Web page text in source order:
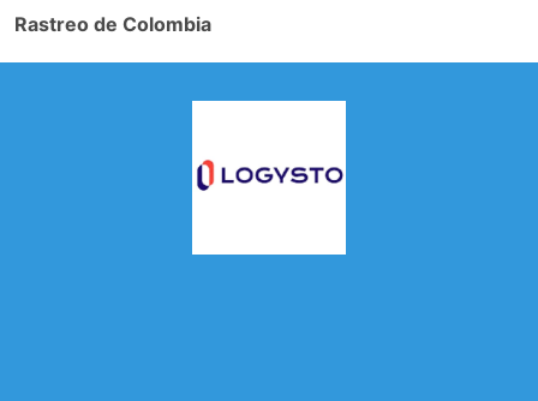
Rastreo de Colombia